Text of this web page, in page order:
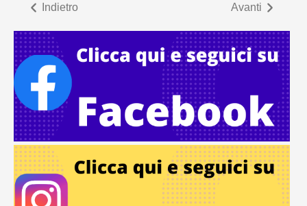
Indietro Avanti